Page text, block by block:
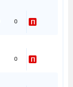
0 П
0 П